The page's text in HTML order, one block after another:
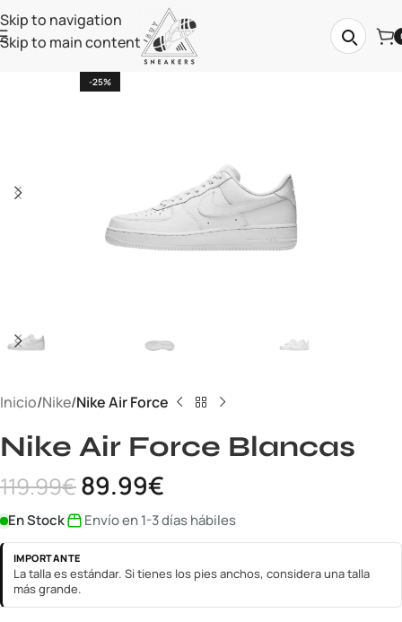
Skip to navigation
Skip to main content
-25%
Inicio Nike Nike Air Force
Nike Air Force Blancas
119.99€89.99€
En Stock Envío en 1-3 días hábiles
IMPORTANTE
La talla es estándar. Si tienes los pies anchos, considera una talla
más grande.